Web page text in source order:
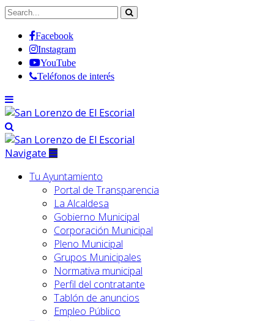
Facebook
Instagram
YouTube
Teléfonos de interés
Navigate
Tu Ayuntamiento
Portal de Transparencia
La Alcaldesa
Gobierno Municipal
Corporación Municipal
Pleno Municipal
Grupos Municipales
Normativa municipal
Perfil del contratante
Tablón de anuncios
Empleo Público